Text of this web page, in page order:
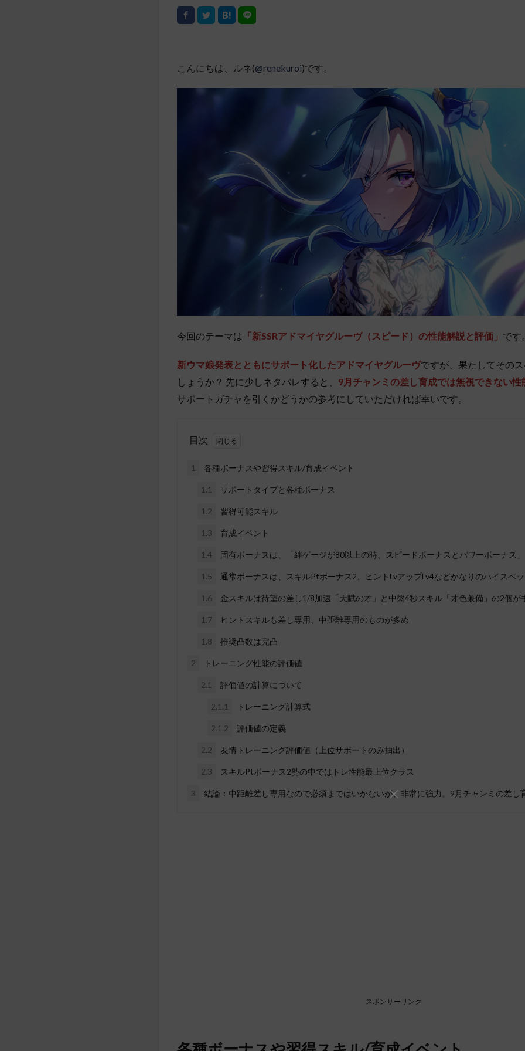
こんにちは、ルネ(@renekuroi)です。
今回のテーマは 「新SSRアドマイヤグルーヴ（スピード）の性能解説と評価」 です。
新ウマ娘発表とともにサポート化したアドマイヤグルーヴですが、果たしてその
しょうか？ 先に少しネタバレすると、 9月チャンミの差し育成では無視できない性
サポートガチャを引くかどうかの参考にしていただければ幸いです。
目次
1 各種ボーナスや習得スキル/育成イベント
1.1 サポートタイプと各種ボーナス
1.2 習得可能スキル
1.3 育成イベント
1.4 固有ボーナスは、「絆ゲージが80以上の時、スピードボーナスとパワーボーナス」
1.5 通常ボーナスは、スキルPtボーナス2、ヒントLvアップLv4などかなりのハイスペッ
1.6 金スキルは待望の差し1/8加速「天賦の才」と中盤4秒スキル「才色兼備」の2個が
1.7 ヒントスキルも差し専用、中距離専用のものが多め
1.8 推奨凸数は完凸
2 トレーニング性能の評価値
2.1 評価値の計算について
2.1.1 トレーニング計算式
2.1.2 評価値の定義
2.2 友情トレーニング評価値（上位サポートのみ抽出）
2.3 スキルPtボーナス2勢の中ではトレ性能最上位クラス
3 結論：中距離差し専用なので必須まではいかないが、非常に強力。9月チャンミの差し
スポンサーリンク